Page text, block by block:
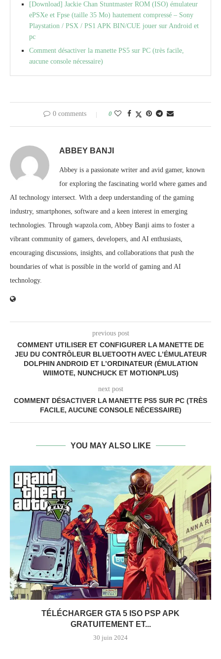
[Download] Jackie Chan Stuntmaster ROM (ISO) émulateur
ePSXe et Fpse (taille 35 Mo) hautement compressé – Sony
Playstation / PSX / PS1 APK BIN/CUE jouer sur Android et
pc
Comment désactiver la manette PS5 sur PC (très facile,
aucune console nécessaire)
0 comments 0
ABBEY BANJI
Abbey is a passionate writer and avid gamer, known
for exploring the fascinating world where games and
AI technology intersect. With a deep understanding of the gaming
industry, smartphones, software and a keen interest in emerging
technologies. Through wapzola.com, Abbey Banji aims to foster a
vibrant community of gamers, developers, and AI enthusiasts,
encouraging discussions, insights, and collaborations that push the
boundaries of what is possible in the world of gaming and AI
technology.
previous post
COMMENT UTILISER ET CONFIGURER LA MANETTE DE
JEU DU CONTRÔLEUR BLUETOOTH AVEC L’ÉMULATEUR
DOLPHIN ANDROID ET L’ORDINATEUR (ÉMULATION
WIIMOTE, NUNCHUCK ET MOTIONPLUS)
next post
COMMENT DÉSACTIVER LA MANETTE PS5 SUR PC (TRÈS
FACILE, AUCUNE CONSOLE NÉCESSAIRE)
YOU MAY ALSO LIKE
TÉLÉCHARGER GTA 5 ISO PSP APK
GRATUITEMENT ET...
30 juin 2024